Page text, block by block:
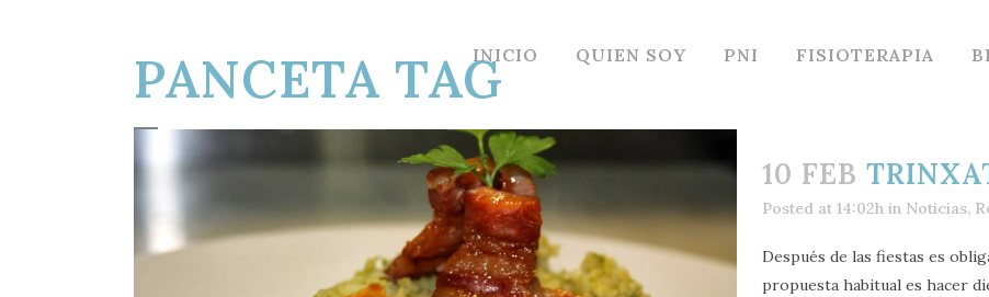
INICIO QUIEN SOY PNI FISIOTERAPIA
PANCETA TAG
10 FEB
Posted at 14:02h in Noticias,
Después de las fiestas es
propuesta habitual es hacer